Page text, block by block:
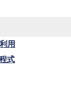
用
式